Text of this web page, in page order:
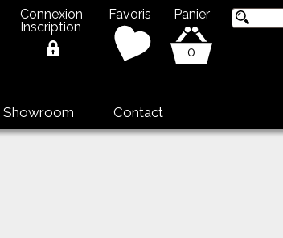
Showroom Contact
Connexion
Inscription
Favoris Panier
0